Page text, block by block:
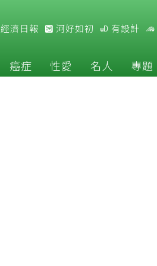
經濟日報 河好如初 有設計
癌症 性愛 名人 專題